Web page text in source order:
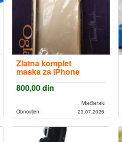
Zlatna komplet
maska za iPhone
6s
800,00din
Mađarski
Obnovljen: 23.07.2026.